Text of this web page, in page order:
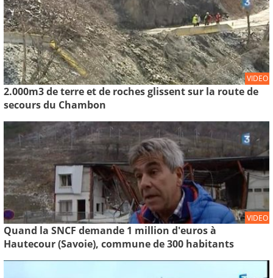
VIDEO
2.000m3 de terre et de roches glissent sur la route de
secours du Chambon
VIDEO
Quand la SNCF demande 1 million d'euros à
Hautecour (Savoie), commune de 300 habitants